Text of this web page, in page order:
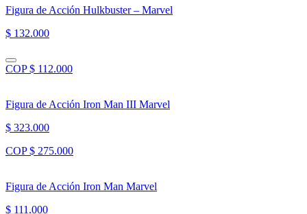
Figura de Acción Hulkbuster – Marvel
$ 132.000
COP $ 112.000
Figura de Acción Iron Man III Marvel
$ 323.000
COP $ 275.000
Figura de Acción Iron Man Marvel
$ 111.000